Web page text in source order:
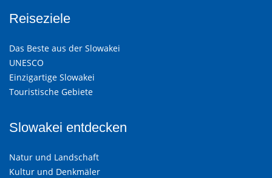
Reiseziele
Das Beste aus der Slowakei
UNESCO
Einzigartige Slowakei
Touristische Gebiete
Slowakei entdecken
Natur und Landschaft
Kultur und Denkmäler